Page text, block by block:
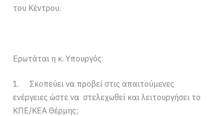
του Κέντρου.
Ερωτάται η κ. Υπουργός:
1. Σκοπεύει να προβεί στις απαιτούμενες
ενέργειες ώστε να στελεχωθεί και λειτουργήσει το
ΚΠΕ/ΚΕΑ Θέρμης;